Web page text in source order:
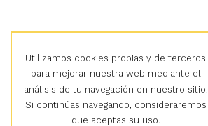
Aviso legal
Política de privacidad
Utilizamos cookies propias y de terceros
para mejorar nuestra web mediante el
análisis de tu navegación en nuestro sitio.
Si continúas navegando, consideraremos
que aceptas su uso.